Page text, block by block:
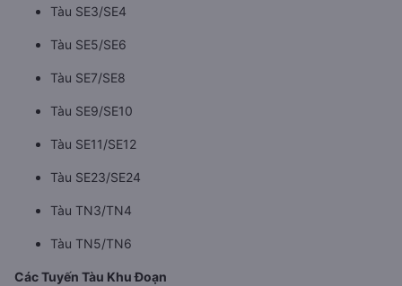
Tàu SE3/SE4
Tàu SE5/SE6
Tàu SE7/SE8
Tàu SE9/SE10
Tàu SE11/SE12
Tàu SE23/SE24
Tàu TN3/TN4
Tàu TN5/TN6
Các Tuyến Tàu Khu Đoạn